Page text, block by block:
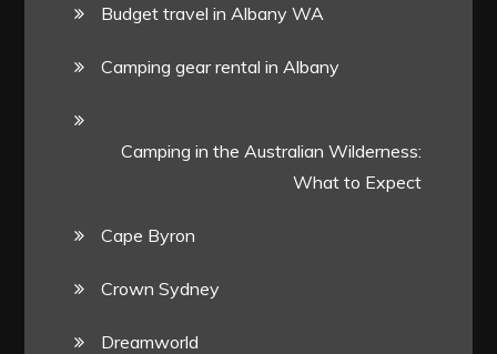
Budget travel in Albany WA
Camping gear rental in Albany
Camping in the Australian Wilderness:
What to Expect
Cape Byron
Crown Sydney
Dreamworld